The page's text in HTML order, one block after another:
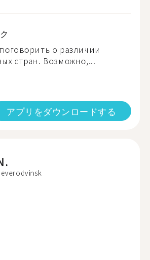
о различии
стран. Возможно,...
アプリをダウンロードする